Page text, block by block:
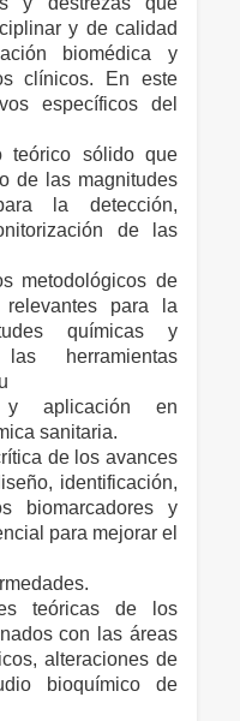
y de calidad
biomédica y
clínicos. En este
específicos del
teórico sólido que
de las magnitudes
la detección,
de las
metodológicos de
para la
químicas y
herramientas
y aplicación en
sanitaria.
de los avances
identificación,
biomarcadores y
para mejorar el
teóricas de los
con las áreas
alteraciones de
bioquímico de